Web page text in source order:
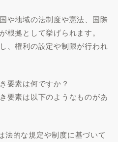
や地域の法制度や憲法、国際
根拠として挙げられます。
、権利の設定や制限が行われ
要素は何ですか？
要素は以下のようなものがあ
法的な規定や制度に基づいて